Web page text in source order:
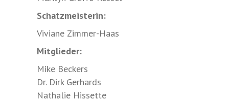
Schatzmeisterin:
Viviane Zimmer-Haas
Mitglieder:
Mike Beckers
Dr. Dirk Gerhards
Nathalie Hissette